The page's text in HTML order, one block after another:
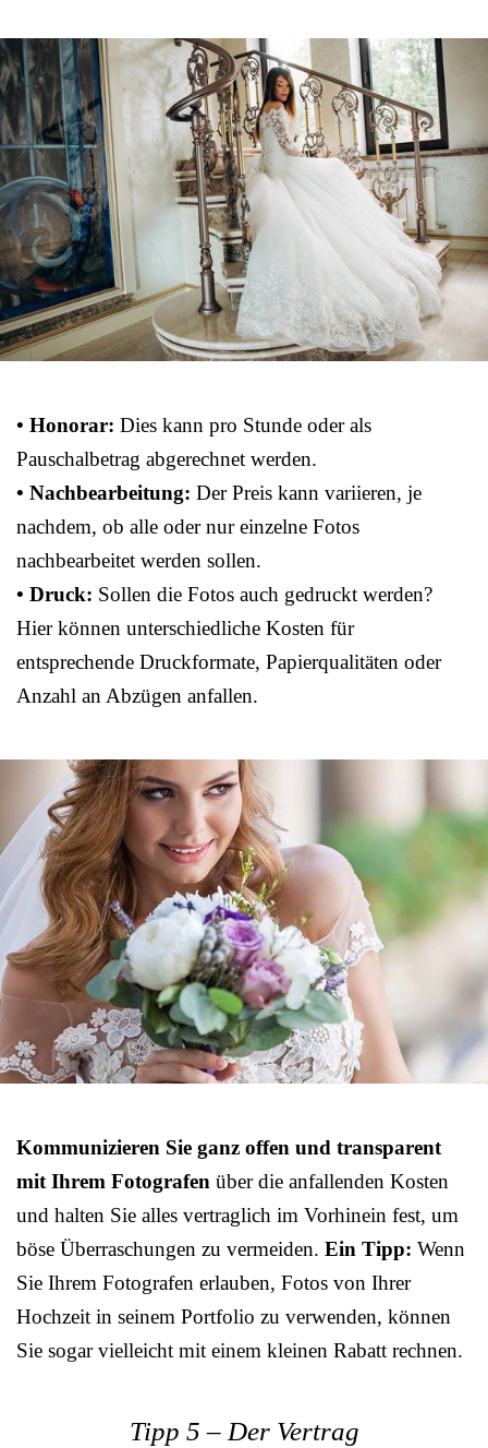
• Honorar: Dies kann pro Stunde oder als
Pauschalbetrag abgerechnet werden.
• Nachbearbeitung: Der Preis kann variieren, je
nachdem, ob alle oder nur einzelne Fotos
nachbearbeitet werden sollen.
• Druck: Sollen die Fotos auch gedruckt werden?
Hier können unterschiedliche Kosten für
entsprechende Druckformate, Papierqualitäten oder
Anzahl an Abzügen anfallen.
Kommunizieren Sie ganz offen und transparent
mit Ihrem Fotografen über die anfallenden Kosten
und halten Sie alles vertraglich im Vorhinein fest, um
böse Überraschungen zu vermeiden. Ein Tipp: Wenn
Sie Ihrem Fotografen erlauben, Fotos von Ihrer
Hochzeit in seinem Portfolio zu verwenden, können
Sie sogar vielleicht mit einem kleinen Rabatt rechnen.
Tipp 5 – Der Vertrag